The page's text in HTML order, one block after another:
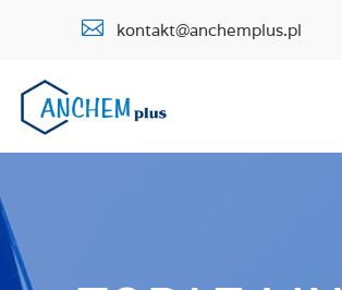
 kontakt@anchemplus.pl